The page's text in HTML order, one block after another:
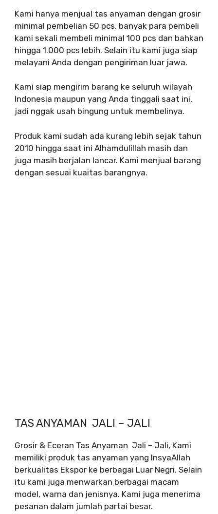
Kami hanya menjual tas anyaman dengan grosir
minimal pembelian 50 pcs, banyak para pembeli
kami sekali membeli minimal 100 pcs dan bahkan
hingga 1.000 pcs lebih. Selain itu kami juga siap
melayani Anda dengan pengiriman luar jawa.
Kami siap mengirim barang ke seluruh wilayah
Indonesia maupun yang Anda tinggali saat ini,
jadi nggak usah bingung untuk membelinya.
Produk kami sudah ada kurang lebih sejak tahun
2010 hingga saat ini Alhamdulillah masih dan
juga masih berjalan lancar. Kami menjual barang
dengan sesuai kuaitas barangnya.
TAS ANYAMAN JALI – JALI
Grosir & Eceran Tas Anyaman Jali – Jali, Kami
memiliki produk tas anyaman yang InsyaAllah
berkualitas Ekspor ke berbagai Luar Negri. Selain
itu kami juga menwarkan berbagai macam
model, warna dan jenisnya. Kami juga menerima
pesanan dalam jumlah partai besar.